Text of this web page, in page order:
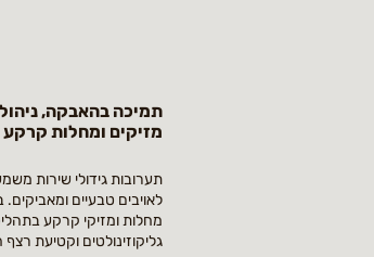
תמיכה בהאבקה, ניהול
מזיקים ומחלות קרקע
תערובות גידולי שירות
לאויבים טבעיים
מחלות ומזיקי קרקע
גליקוזינולטים וקטיעת